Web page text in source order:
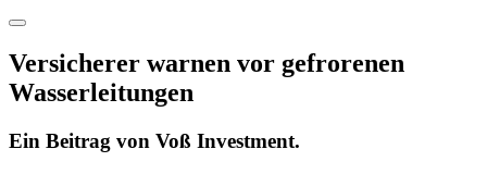
Versicherer warnen vor gefrorenen
Wasserleitungen
Ein Beitrag von Voß Investment.